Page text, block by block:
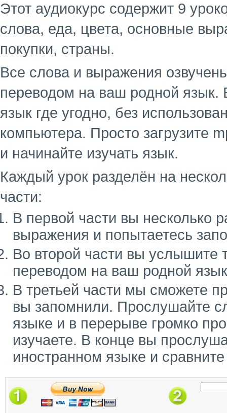
Этот аудиокурс содержит 9
слова, еда, цвета, основные
покупки, страны.
Все слова и выражения
переводом на ваш родной язык.
язык где угодно, без
компьютера. Просто загрузите
и начинайте изучать язык.
Каждый урок разделён на
части:
В первой части вы несколько
выражения и попытаетесь
Во второй части вы услышите
переводом на ваш родной
В третьей части мы сможете
вы запомнили. Прослушайте
языке и в перерыве громко
изучаете. В конце вы
иностранном языке и